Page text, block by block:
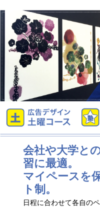
会社や大学と
習に最適。
マイペースを
ト制。
日程に合わせて各自の